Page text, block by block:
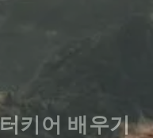
키어 배우기